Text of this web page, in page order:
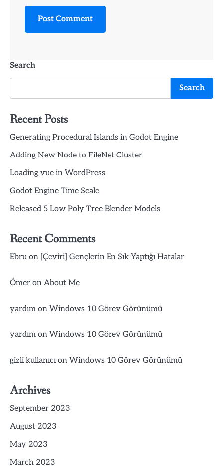
Search
Search
Recent Posts
Generating Procedural Islands in Godot Engine
Adding New Node to FileNet Cluster
Loading vue in WordPress
Godot Engine Time Scale
Released 5 Low Poly Tree Blender Models
Recent Comments
Ebruon [Çeviri] Gençlerin En Sık Yaptığı Hatalar
Ömer on About Me
yardım on Windows 10 Görev Görünümü
yardım on Windows 10 Görev Görünümü
gizli kullanıcıon Windows 10 Görev Görünümü
Archives
September 2023
August 2023
May 2023
March 2023